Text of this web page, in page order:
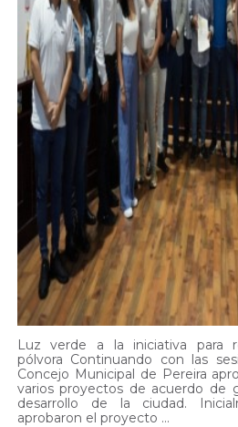
Luz verde a la iniciativa para
pólvora Continuando con las
Concejo Municipal de Pereira
varios proyectos de acuerdo de
desarrollo de la ciudad.
aprobaron el proyecto ...